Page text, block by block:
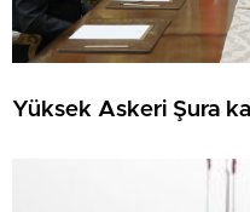
Yüksek Askeri Şura